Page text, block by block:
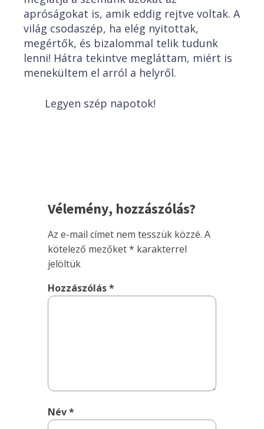
apróságokat is, amik eddig rejtve voltak. A
világ csodaszép, ha elég nyitottak,
megértők, és bizalommal telik tudunk
lenni! Hátra tekintve megláttam, miért is
menekültem el arról a helyről.
Legyen szép napotok!
Vélemény, hozzászólás?
Az e-mail címet nem tesszük közzé. A
kötelező mezőket* karakterrel
jelöltük
Hozzászólás*
Név*